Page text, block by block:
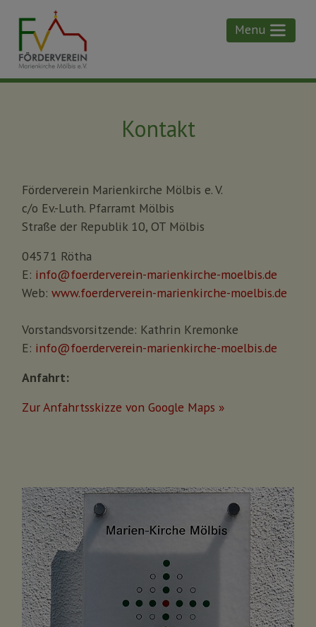
Menu
Menu
Kontakt
Förderverein Marienkirche Mölbis e. V.
c/o Ev.-Luth. Pfarramt Mölbis
Straße der Republik 10, OT Mölbis
04571 Rötha
E: info@foerderverein-marienkirche-moelbis.de
Web: www.foerderverein-marienkirche-moelbis.de
Vorstandsvorsitzende: Kathrin Kremonke
E: info@foerderverein-marienkirche-moelbis.de
Anfahrt:
Zur Anfahrtsskizze von Google Maps »